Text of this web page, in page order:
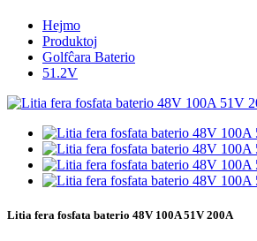
Hejmo
Produktoj
Golfĉara Baterio
51.2V
Litia fera fosfata baterio 48V 100A 51V 200A